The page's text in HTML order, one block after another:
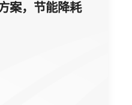
案，节能降耗